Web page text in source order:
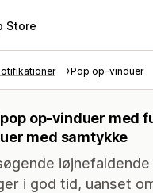
Store
Pop op-vinduer
op-vinduer med
med samtykke
iøjnefaldende
i god tid, uanset